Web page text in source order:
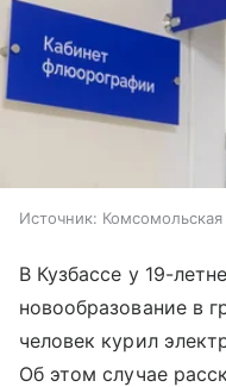
Источник: Комсомольская
В Кузбассе у 19-
новообразование в
человек курил
Об этом случае